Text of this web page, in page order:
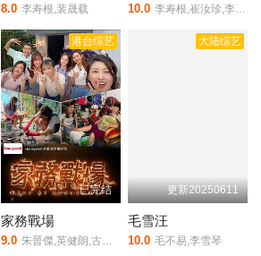
8.0 李寿根,裴晟载 10.0 李寿根,崔汝珍,李美度,金才禾,张真熙,郑慧仁,池易洙,이영표,한채아,심하은,명서현,양은지,남현희,박승희,이성미,신봉선,이경실,조혜련
港台综艺
已完结
家務戰場
9.0 朱晉傑,英健朗,古明华
大陆综艺
更新20250611
毛雪汪
10.0 毛不易,李雪琴